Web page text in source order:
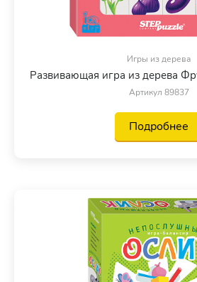
Игры из дерева
Развивающая игра из дерева
Артикул 89837
Подробнее